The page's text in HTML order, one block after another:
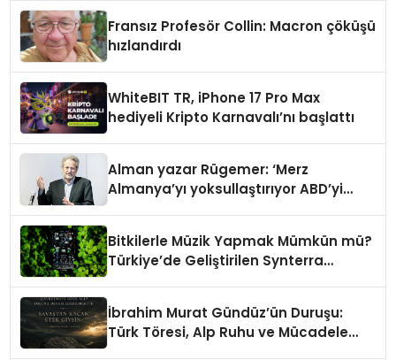
Fransız Profesör Collin: Macron çöküşü
hızlandırdı
WhiteBIT TR, iPhone 17 Pro Max
hediyeli Kripto Karnavalı’nı başlattı
Alman yazar Rügemer: ‘Merz
Almanya’yı yoksullaştırıyor ABD’yi
Bitkilerle Müzik Yapmak Mümkün mü?
Türkiye’de Geliştirilen Synterra
İbrahim Murat Gündüz’ün Duruşu:
Türk Töresi, Alp Ruhu ve Mücadele